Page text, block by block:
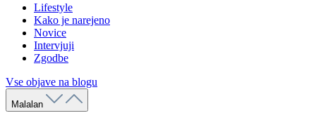
Lifestyle
Kako je narejeno
Novice
Intervjuji
Zgodbe
Vse objave na blogu
Malalan